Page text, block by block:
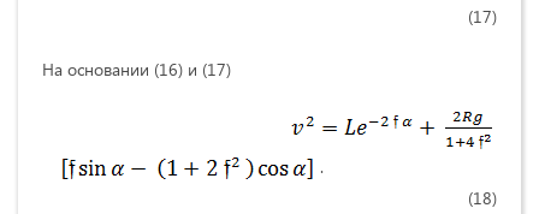
(17)
На основании (16) и (17)
.
(18)